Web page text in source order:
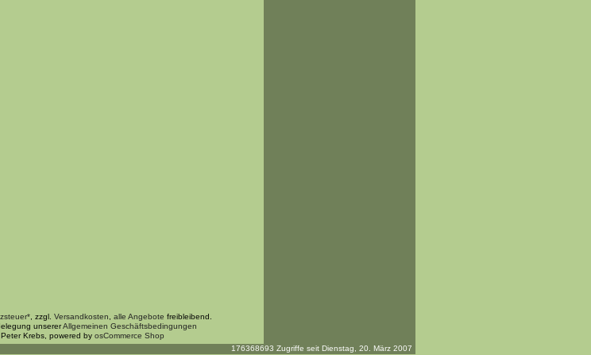
, zzgl. Versandkosten alle Angebote freibleibend.
unsererAllgemeinen Geschäftsbedingungen
Krebs, powered by osCommerce Shop
176368693 Zugriffe seit Dienstag, 20. März 2007